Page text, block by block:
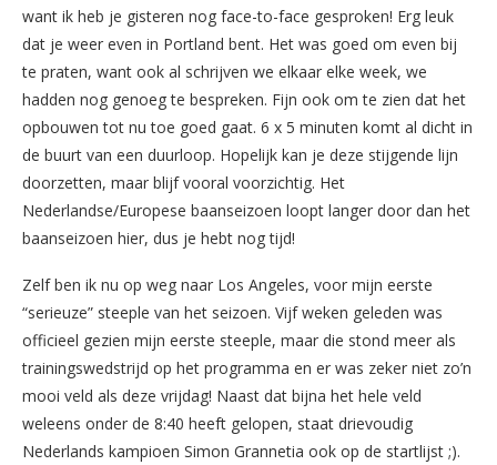
want ik heb je gisteren nog face-to-face gesproken! Erg leuk
dat je weer even in Portland bent. Het was goed om even bij
te praten, want ook al schrijven we elkaar elke week, we
hadden nog genoeg te bespreken. Fijn ook om te zien dat het
opbouwen tot nu toe goed gaat. 6 x 5 minuten komt al dicht in
de buurt van een duurloop. Hopelijk kan je deze stijgende lijn
doorzetten, maar blijf vooral voorzichtig. Het
Nederlandse/Europese baanseizoen loopt langer door dan het
baanseizoen hier, dus je hebt nog tijd!
Zelf ben ik nu op weg naar Los Angeles, voor mijn eerste
“serieuze” steeple van het seizoen. Vijf weken geleden was
officieel gezien mijn eerste steeple, maar die stond meer als
trainingswedstrijd op het programma en er was zeker niet zo’n
mooi veld als deze vrijdag! Naast dat bijna het hele veld
weleens onder de 8:40 heeft gelopen, staat drievoudig
Nederlands kampioen Simon Grannetia ook op de startlijst ;).